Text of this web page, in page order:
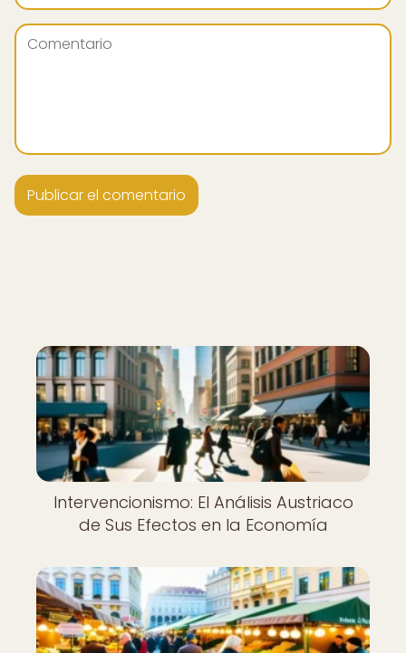
Intervencionismo: El Análisis Austriaco
de Sus Efectos en la Economía